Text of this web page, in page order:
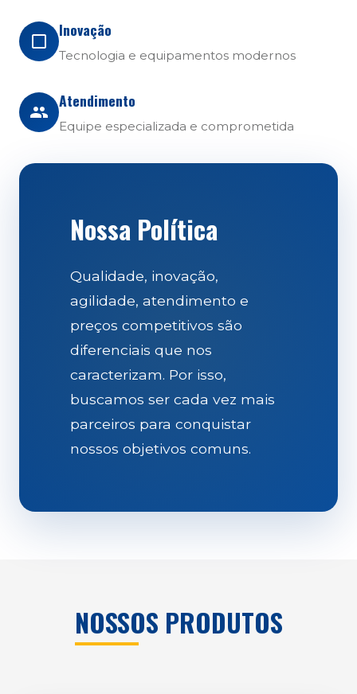
Inovação
Tecnologia e equipamentos modernos
Atendimento
Equipe especializada e comprometida
Nossa Política
Qualidade, inovação,
agilidade, atendimento e
preços competitivos são
diferenciais que nos
caracterizam. Por isso,
buscamos ser cada vez mais
parceiros para conquistar
nossos objetivos comuns.
NOSSOS PRODUTOS